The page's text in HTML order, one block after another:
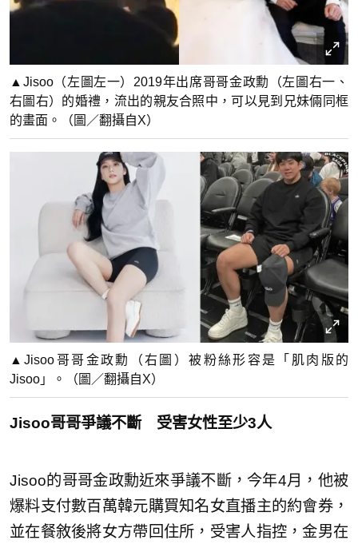
▲Jisoo（左圖左一）2019年出席哥哥金政勳（左圖右一、
右圖右）的婚禮，流出的親友合照中，可以見到兄妹倆同框
的畫面。（圖／翻攝自X）
▲Jisoo哥哥金政勳（右圖）被粉絲形容是「肌肉版的
Jisoo」。（圖／翻攝自X）
Jisoo哥哥爭議不斷 受害女性至少3人
Jisoo的哥哥金政勳近來爭議不斷，今年4月，他被
爆料支付數百萬韓元購買知名女直播主的約會券，
並在餐敘後將女方帶回住所，受害人指控，金男在